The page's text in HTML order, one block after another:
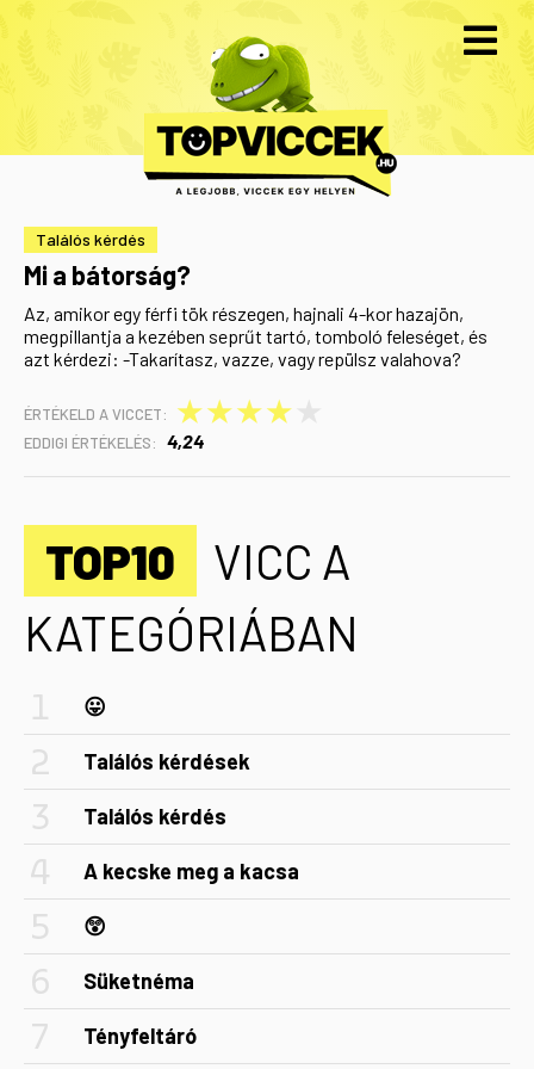
Találós kérdés
Mi a bátorság?
Az, amikor egy férfi tök részegen, hajnali 4-kor hazajön,
megpillantja a kezében seprűt tartó, tomboló feleséget, és
azt kérdezi: -Takarítasz, vazze, vagy repülsz valahova?
ÉRTÉKELD A VICCET: ★
★
★
★
EDDIGI ÉRTÉKELÉS: 4,24
TOP10
VICC A
KATEGÓRIÁBAN
😛
Találós kérdések
Találós kérdés
A kecske meg a kacsa
😲
Süketnéma
Tényfeltáró